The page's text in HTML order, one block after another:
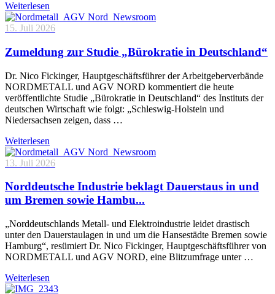
Weiterlesen
15. Juli 2026
Zumeldung zur Studie „Bürokratie in Deutschland“
Dr. Nico Fickinger, Hauptgeschäftsführer der Arbeitgeberverbände
NORDMETALL und AGV NORD kommentiert die heute
veröffentlichte Studie „Bürokratie in Deutschland“ des Instituts der
deutschen Wirtschaft wie folgt: „Schleswig-Holstein und
Niedersachsen zeigen, dass …
Weiterlesen
13. Juli 2026
Norddeutsche Industrie beklagt Dauerstaus in und
um Bremen sowie Hambu...
„Norddeutschlands Metall- und Elektroindustrie leidet drastisch
unter den Dauerstaulagen in und um die Hansestädte Bremen sowie
Hamburg“, resümiert Dr. Nico Fickinger, Hauptgeschäftsführer von
NORDMETALL und AGV NORD, eine Blitzumfrage unter …
Weiterlesen